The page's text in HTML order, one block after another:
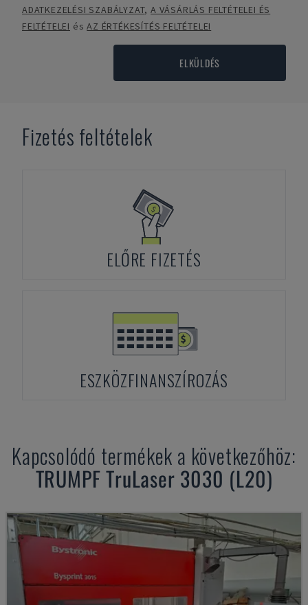
ADATKEZELÉSI SZABÁLYZAT,A VÁSÁRLÁS FELTÉTELEI ÉS
FELTÉTELEI ésAZ ÉRTÉKESÍTÉS FELTÉTELEI
ELKÜLDÉS
Fizetés feltételek
ELŐRE FIZETÉS
ESZKÖZFINANSZÍROZÁS
Kapcsolódó termékek a következőhöz:
TRUMPFTruLaser 3030 (L20)